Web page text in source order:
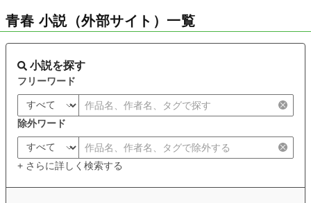
青春 小説（外部サイト）一覧
小説を探す
フリーワード
除外ワード
+ さらに詳しく検索する